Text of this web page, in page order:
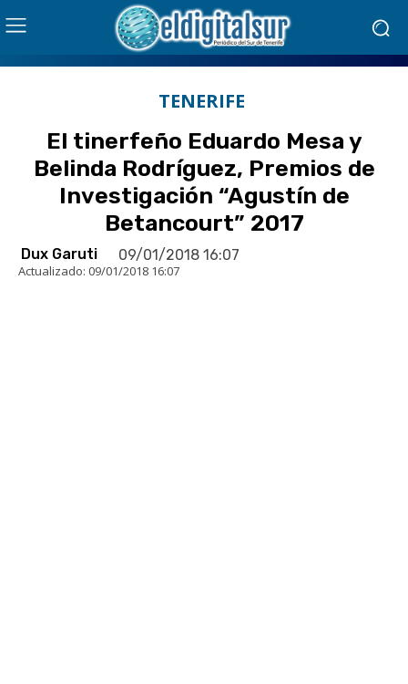
TENERIFE
El tinerfeño Eduardo Mesa y
Belinda Rodríguez, Premios de
Investigación “Agustín de
Betancourt” 2017
Dux Garuti 09/01/2018 16:07
Actualizado: 09/01/2018 16:07